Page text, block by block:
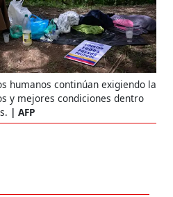
humanos continúan exigiendo la
y mejores condiciones dentro
AFP